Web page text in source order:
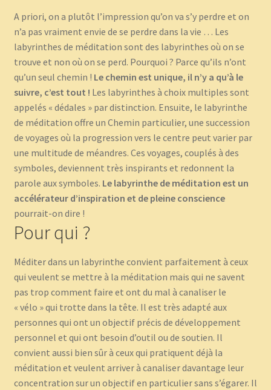
A priori, on a plutôt l’impression qu’on va s’y perdre et on
n’a pas vraiment envie de se perdre dans la vie … Les
labyrinthes de méditation sont des labyrinthes où on se
trouve et non où on se perd. Pourquoi ? Parce qu’ils n’ont
qu’un seul chemin ! Le chemin est unique, il n’y a qu’à le
suivre, c’est tout ! Les labyrinthes à choix multiples sont
appelés « dédales » par distinction. Ensuite, le labyrinthe
de méditation offre un Chemin particulier, une succession
de voyages où la progression vers le centre peut varier par
une multitude de méandres. Ces voyages, couplés à des
symboles, deviennent très inspirants et redonnent la
parole aux symboles. Le labyrinthe de méditation est un
accélérateur d’inspiration et de pleine conscience
pourrait-on dire !
Pour qui ?
Méditer dans un labyrinthe convient parfaitement à ceux
qui veulent se mettre à la méditation mais qui ne savent
pas trop comment faire et ont du mal à canaliser le
« vélo » qui trotte dans la tête. Il est très adapté aux
personnes qui ont un objectif précis de développement
personnel et qui ont besoin d’outil ou de soutien. Il
convient aussi bien sûr à ceux qui pratiquent déjà la
méditation et veulent arriver à canaliser davantage leur
concentration sur un objectif en particulier sans s’égarer. Il